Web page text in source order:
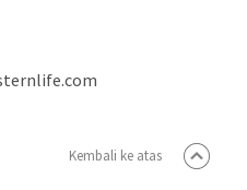
Kembali ke atas